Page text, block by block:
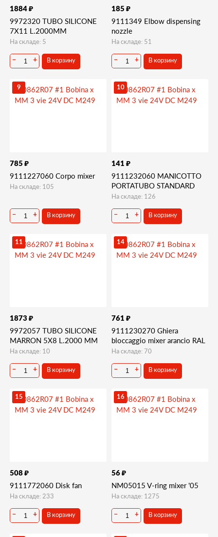
1884 ₽
9972320 TUBO SILICONE
7X11 L.2000MM
На складе: 5
− + В корзину
185 ₽
9111349 Elbow dispensing
nozzle
На складе: 51
− + В корзину
9
785 ₽
9111227060 Corpo mixer
На складе: 105
− + В корзину
10
141 ₽
9111232060 MANICOTTO
PORTATUBO STANDARD
На складе: 126
− + В корзину
11
1873 ₽
9972057 TUBO SILICONE
MARRON 5X8 L.2000 MM
На складе: 10
− + В корзину
14
761 ₽
9111230270 Ghiera
bloccaggio mixer arancio RAL
На складе: 70
− + В корзину
15
508 ₽
9111772060 Disk fan
На складе: 233
− + В корзину
16
56 ₽
NM05015 V-ring mixer ’05
На складе: 1275
− + В корзину